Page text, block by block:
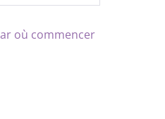
où commencer